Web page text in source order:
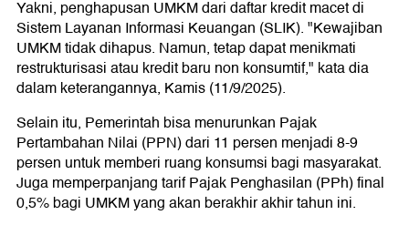
Yakni, penghapusan UMKM dari daftar kredit macet di
Sistem Layanan Informasi Keuangan (SLIK). "Kewajiban
UMKM tidak dihapus. Namun, tetap dapat menikmati
restrukturisasi atau kredit baru non konsumtif," kata dia
dalam keterangannya, Kamis (11/9/2025).
Selain itu, Pemerintah bisa menurunkan Pajak
Pertambahan Nilai (PPN) dari 11 persen menjadi 8-9
persen untuk memberi ruang konsumsi bagi masyarakat.
Juga memperpanjang tarif Pajak Penghasilan (PPh) final
0,5% bagi UMKM yang akan berakhir akhir tahun ini.